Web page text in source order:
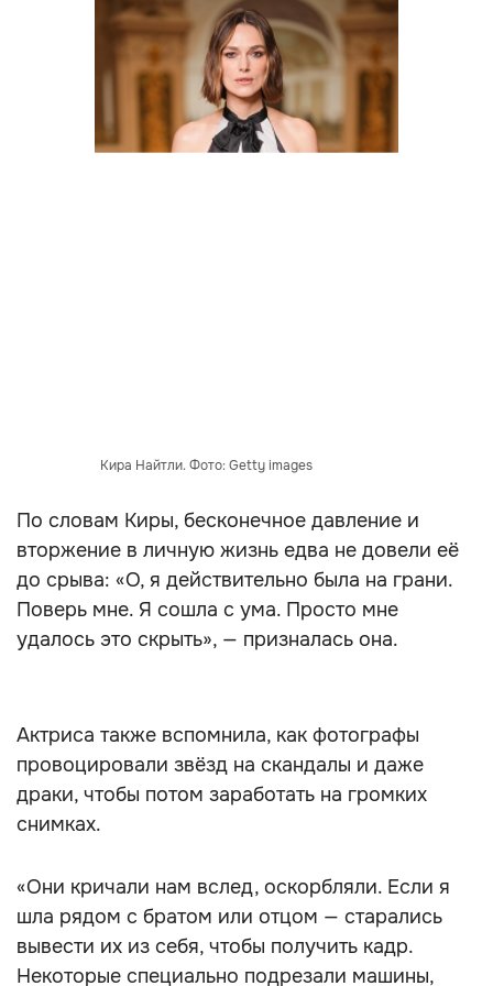
Кира Найтли. Фото: Getty images
По словам Киры, бесконечное давление и
вторжение в личную жизнь едва не довели её
до срыва: «О, я действительно была на грани.
Поверь мне. Я сошла с ума. Просто мне
удалось это скрыть», — призналась она.
Актриса также вспомнила, как фотографы
провоцировали звёзд на скандалы и даже
драки, чтобы потом заработать на громких
снимках.
«Они кричали нам вслед, оскорбляли. Если я
шла рядом с братом или отцом — старались
вывести их из себя, чтобы получить кадр.
Некоторые специально подрезали машины,